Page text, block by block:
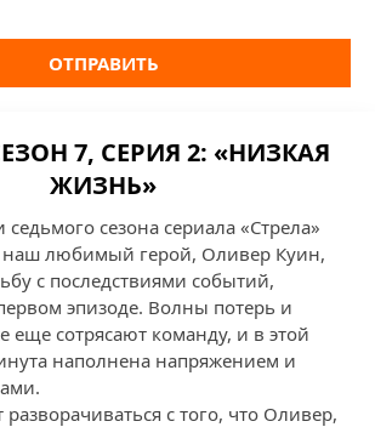
ОТПРАВИТЬ
7, СЕРИЯ 2: «НИЗКАЯ
ЖИЗНЬ»
сезона сериала «Стрела»
наш любимый герой, Оливер Куин,
с последствиями событий,
эпизоде. Волны потерь и
еще сотрясают команду, и в этой
наполнена напряжением и
с того, что Оливер,